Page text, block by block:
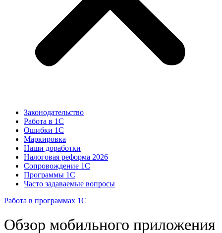
Законодательство
Работа в 1С
Ошибки 1С
Маркировка
Наши доработки
Налоговая реформа 2026
Сопровождение 1С
Программы 1С
Часто задаваемые вопросы
Работа в программах 1С
Обзор мобильного приложения